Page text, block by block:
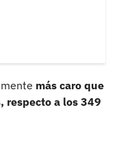
más caro que
respecto a los 349